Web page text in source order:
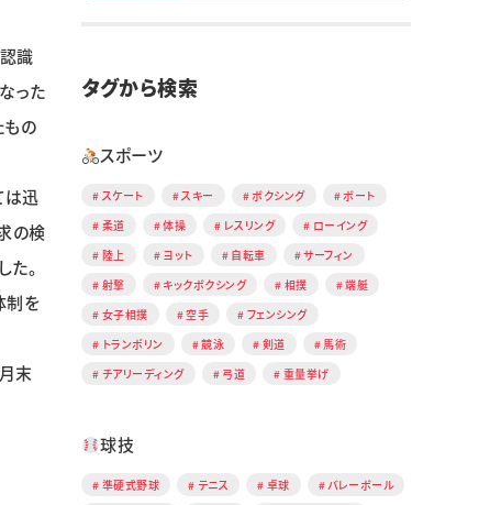
識
った
もの
は迅
の検
。
制を
末
タグから検索
スポーツ
スケート スキー ボクシング
ボート
柔道
体操 レスリング
ローイング
陸上
ヨット 自転車
サーフィン
射撃
キックボクシング 相撲
端艇
女子相撲
空手
フェンシング
トランポリン
競泳 剣道
馬術
チアリーディング
弓道 重量挙げ
球技
準硬式野球 テニス 卓球
バレーボール